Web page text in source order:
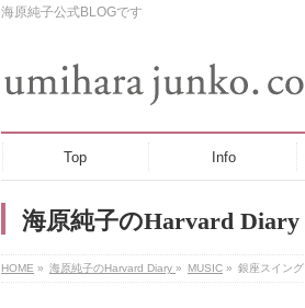
海原純子公式BLOGです
Top Info
海原純子のHarvard Diary
HOME » 海原純子のHarvard Diary » MUSIC » 銀座スイング